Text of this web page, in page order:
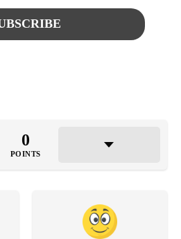
0
POINTS